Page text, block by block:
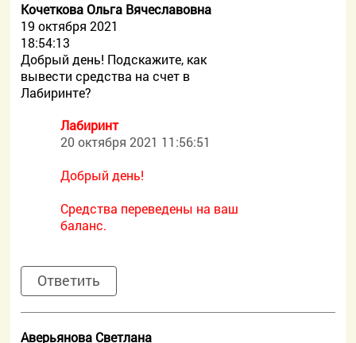
Кочеткова Ольга Вячеславовна
19 октября 2021
18:54:13
Добрый день! Подскажите, как
вывести средства на счет в
Лабиринте?
Лабиринт
20 октября 2021 11:56:51
Добрый день!
Средства переведены на ваш
баланс.
Ответить
Аверьянова Светлана